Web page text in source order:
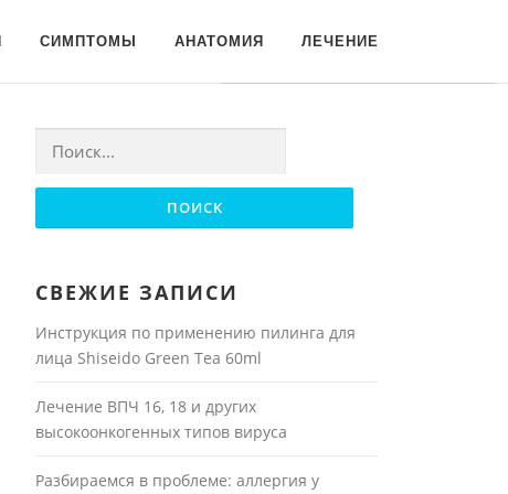
СИМПТОМЫ АНАТОМИЯ ЛЕЧЕНИЕ
Найти:
СВЕЖИЕ ЗАПИСИ
Инструкция по применению пилинга для
лица Shiseido Green Tea 60ml
Лечение ВПЧ 16, 18 и других
высокоонкогенных типов вируса
Разбираемся в проблеме: аллергия у
Для любых предложений по